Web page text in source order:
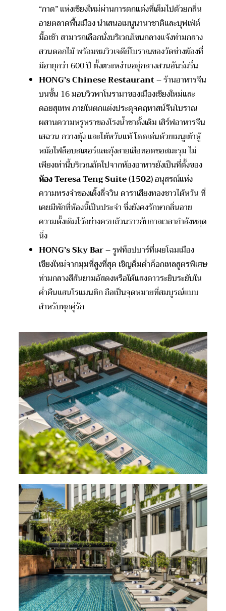
“กาด” แห่งเชียงใหม่ผ่านการตกแต่งที่เต็มไปด้วยกลิ่น
อายตลาดพื้นเมือง นำเสนอเมนูนานาชาติและบุฟเฟ่ต์
มื้อเช้า สามารถเลือกนั่งบริเวณโซนกลางแจ้งท่ามกลาง
สวนดอกไม้ พร้อมชมวิวเจดีย์โบราณของวัดช่างฆ้องที่
มีอายุกว่า 600 ปี ตั้งตระหง่านอยู่กลางสวนอันร่มรื่น
HONG’s Chinese Restaurant– ร้านอาหารจีน
บนชั้น 16 มอบวิวพาโนรามาของเมืองเชียงใหม่และ
ดอยสุเทพ ภายในตกแต่งประดุจคฤหาสน์จีนโบราณ
ผสานความหรูหราของโรงน้ำชาดั้งเดิม เสิร์ฟอาหารจีน
เสฉวน กวางตุ้ง และไต้หวันแท้ โดดเด่นด้วยเมนูเต้าหู้
หม้อไฟล็อบสเตอร์และกุ้งลายเสือทอดซอสมะรุม ไม่
เพียงเท่านี้บริเวณถัดไปจากห้องอาหารยังเป็นที่ตั้งของ
ห้อง Teresa Teng Suite (1502)อนุสรณ์แห่ง
ความทรงจำของเติ้งลี่จวิน ดาราเสียงทองชาวไต้หวัน ที่
เคยมีพักที่ห้องนี้เป็นประจำ ซึ่งยังคงรักษากลิ่นอาย
ความดั้งเดิมไว้อย่างครบถ้วนราวกับกาลเวลากำลังหยุด
นิ่ง
HONG’s Sky Bar– รูฟท็อปบาร์ที่เผยโฉมเมือง
เชียงใหม่จากมุมที่สูงที่สุด เชิญดื่มด่ำค็อกเทลสูตรพิเศษ
ท่ามกลางสีสันยามอัสดงหรือใต้แสงดาวระยิบระยับใน
ค่ำคืนแสนโรแมนติก ถือเป็นจุดหมายที่สมบูรณ์แบบ
สำหรับทุกคู่รัก